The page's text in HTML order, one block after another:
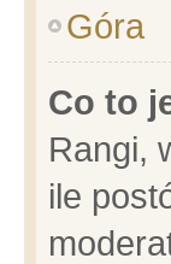
Góra
Co to
Rangi,
ile